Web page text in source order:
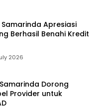
Samarinda Apresiasi
Berhasil Benahi Kredit
2026
Samarinda Dorong
Provider untuk